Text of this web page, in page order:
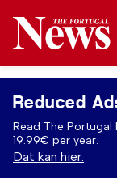
Reduced
Read The
19.99€ per year.
Dat kan hier.